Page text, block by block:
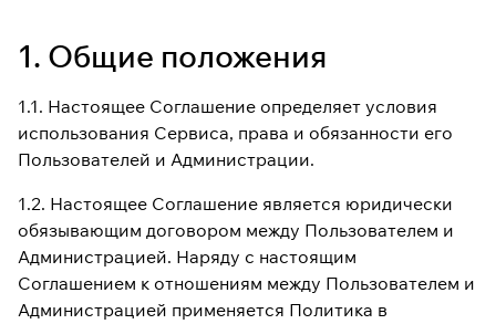
1. Общие положения
1.1. Настоящее Соглашение определяет условия
использования Сервиса, права и обязанности его
Пользователей и Администрации.
1.2. Настоящее Соглашение является юридически
обязывающим договором между Пользователем и
Администрацией. Наряду с настоящим
Соглашением к отношениям между Пользователем и
Администрацией применяется Политика в